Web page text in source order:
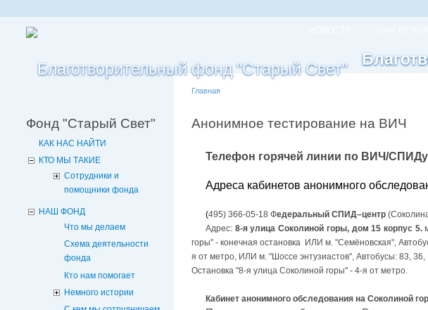
Фонд "Старый Свет"
КАК НАС НАЙТИ
КТО МЫ ТАКИЕ
Сотрудники и
помощники фонда
НАШ ФОНД
Что мы делаем
Схема деятельности
фонда
Кто нам помогает
Немного истории
Главная
Анонимное тестирование на ВИЧ
Телефон горячей линии по ВИЧ/СПИДу
Адреса кабинетов анонимного
(495) 366-05-18 Федеральный СПИД–центр
Адрес: 8-я улица Соколиной горы, дом 15 корпус 5.
горы" - конечная остановка ИЛИ м. "Семёновская",
я от метро, ИЛИ м. "Шоссе энтузиастов", Автобусы: 83,
Остановка "8-я улица Соколиной горы" - 4-я от метро.
Кабинет анонимного обследования на Соколиной